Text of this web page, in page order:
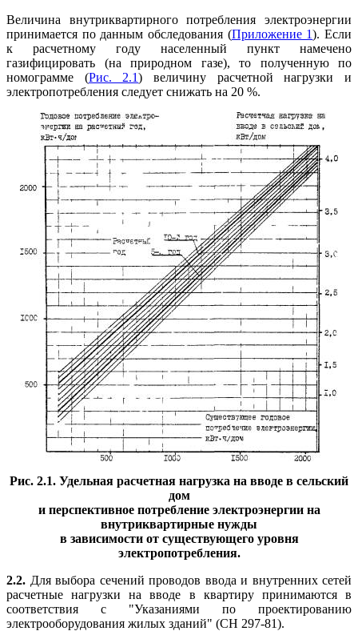
Величина внутриквартирного потребления электроэнергии
принимается по данным обследования (Приложение 1). Если
к расчетному году населенный пункт намечено
газифицировать (на природном газе), то полученную по
номограмме (Рис. 2.1) величину расчетной нагрузки и
электропотребления следует снижать на 20 %.
Рис. 2.1. Удельная расчетная нагрузка на вводе в сельский
дом
и перспективное потребление электроэнергии на
внутриквартирные нужды
в зависимости от существующего уровня
электропотребления.
2.2. Для выбора сечений проводов ввода и внутренних сетей
расчетные нагрузки на вводе в квартиру принимаются в
соответствия с "Указаниями по проектированию
электрооборудования жилых зданий" (СН 297-81).